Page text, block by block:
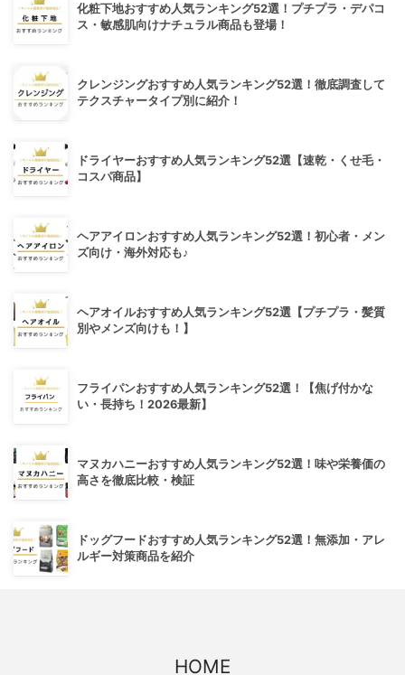
化粧下地おすすめ人気ランキング52選！プチプラ・デパコ
ス・敏感肌向けナチュラル商品も登場！
クレンジングおすすめ人気ランキング52選！徹底調査して
テクスチャータイプ別に紹介！
ドライヤーおすすめ人気ランキング52選【速乾・くせ毛・
コスパ商品】
ヘアアイロンおすすめ人気ランキング52選！初心者・メン
ズ向け・海外対応も♪
ヘアオイルおすすめ人気ランキング52選【プチプラ・髪質
別やメンズ向けも！】
フライパンおすすめ人気ランキング52選！【焦げ付かな
い・長持ち！2026最新】
マヌカハニーおすすめ人気ランキング52選！味や栄養価の
高さを徹底比較・検証
ドッグフードおすすめ人気ランキング52選！無添加・アレ
ルギー対策商品を紹介
HOME